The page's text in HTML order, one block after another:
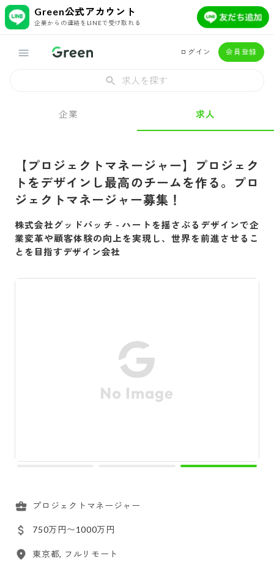
Green公式アカウント
企業からの連絡をLINEで受け取れる
ログイン 会員登録
求人を探す
企業 求人
【プロジェクトマネージャー】プロジェク
トをデザインし最高のチームを作る。プロ
ジェクトマネージャー募集！
株式会社グッドパッチ - ハートを揺さぶるデザインで企
業変革や顧客体験の向上を実現し、世界を前進させるこ
とを目指すデザイン会社
プロジェクトマネージャー
750万円〜1000万円
東京都, フルリモート